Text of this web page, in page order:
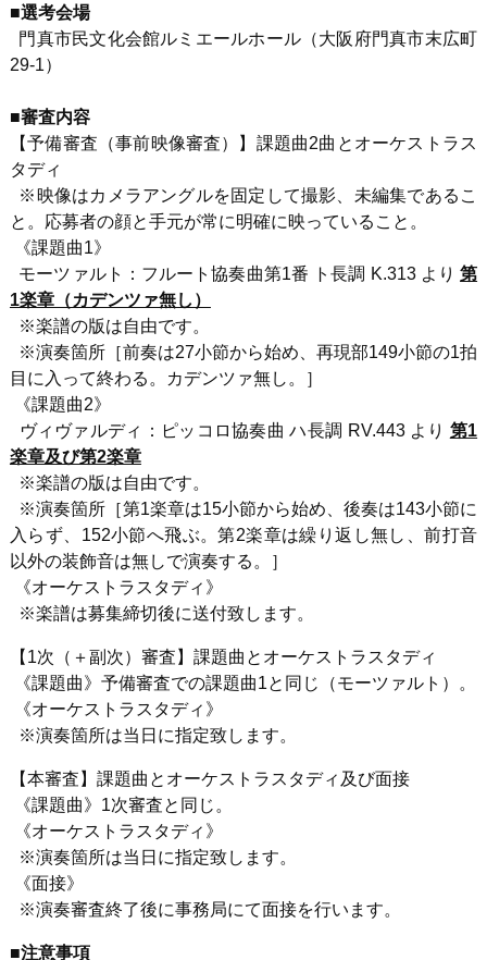
■選考会場
門真市民文化会館ルミエールホール（大阪府門真市末広町
29-1）
■審査内容
【予備審査（事前映像審査）】課題曲2曲とオーケストラス
タディ
※映像はカメラアングルを固定して撮影、未編集であるこ
と。応募者の顔と手元が常に明確に映っていること。
《課題曲1》
モーツァルト：フルート協奏曲第1番 ト長調 K.313 より第
1楽章（カデンツァ無し）
※楽譜の版は自由です。
※演奏箇所［前奏は27小節から始め、再現部149小節の1拍
目に入って終わる。カデンツァ無し。］
《課題曲2》
ヴィヴァルディ：ピッコロ協奏曲 ハ長調 RV.443 より 第1
楽章及び第2楽章
※楽譜の版は自由です。
※演奏箇所［第1楽章は15小節から始め、後奏は143小節に
入らず、 152小節へ飛ぶ。第2楽章は繰り返し無し、前打音
以外の装飾音は無しで演奏する。］
《オーケストラスタディ》
※楽譜は募集締切後に送付致します。
【 1次（＋副次）審査】課題曲とオーケストラスタディ
《課題曲》予備審査での課題曲1と同じ（モーツァルト）。
《オーケストラスタディ》
※演奏箇所は当日に指定致します。
【本審査】課題曲とオーケストラスタディ及び面接
《課題曲》 1次審査と同じ。
《オーケストラスタディ》
※演奏箇所は当日に指定致します。
《面接》
※演奏審査終了後に事務局にて面接を行います。
■注意事項